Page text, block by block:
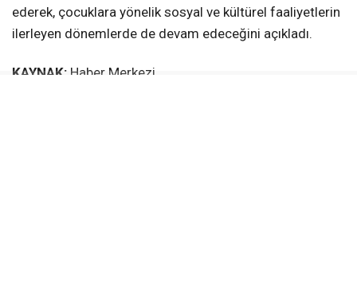
ederek, çocuklara yönelik sosyal ve kültürel faaliyetlerin
ilerleyen dönemlerde de devam edeceğini açıkladı.
KAYNAK: Haber Merkezi